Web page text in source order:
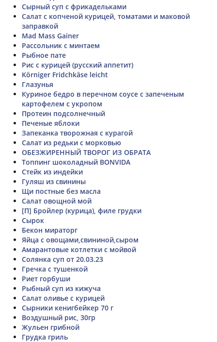
Сырный суп с фрикадельками
Салат с копченой курицей, томатами и маковой
заправкой
Mad Mass Gainer
Рассольник с минтаем
Рыбное пате
Рис с курицей (русский аппетит)
Körniger Fridchkäse leicht
Глазунья
Куриное бедро в перечном соусе с запеченым
картофелем с укропом
Протеин подсолнечный
Печеные яблоки
Запеканка творожная с курагой
Салат из редьки с морковью
ОБЕЗЖИРЕННЫЙ ТВОРОГ ИЗ ОБРАТА
Топпинг шоколадный BONVIDA
Стейк из индейки
Гуляш из свинины
Щи постные без масла
Салат овощной мой
[П] Бройлер (курица), филе грудки
Сырок
Бекон мираторг
Яйца с овощами,свининой,сыром
Амарантовые котлетки с мойвой
Солянка суп от 20.03.23
Гречка с тушенкой
Риет горбуши
Рыбный суп из кижуча
Салат оливье с курицей
Сырники кенигбейкер 70 г
Воздушный рис, 30гр
Жульен грибной
Грудка гриль